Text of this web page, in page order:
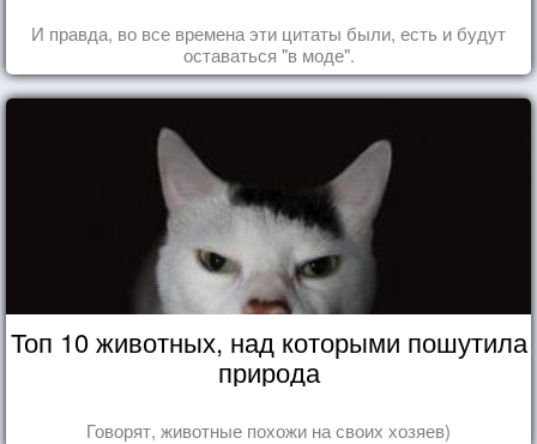
И правда, во все времена эти цитаты были, есть и будут
оставаться "в моде".
Топ 10 животных, над которыми пошутила
природа
Говорят, животные похожи на своих хозяев)